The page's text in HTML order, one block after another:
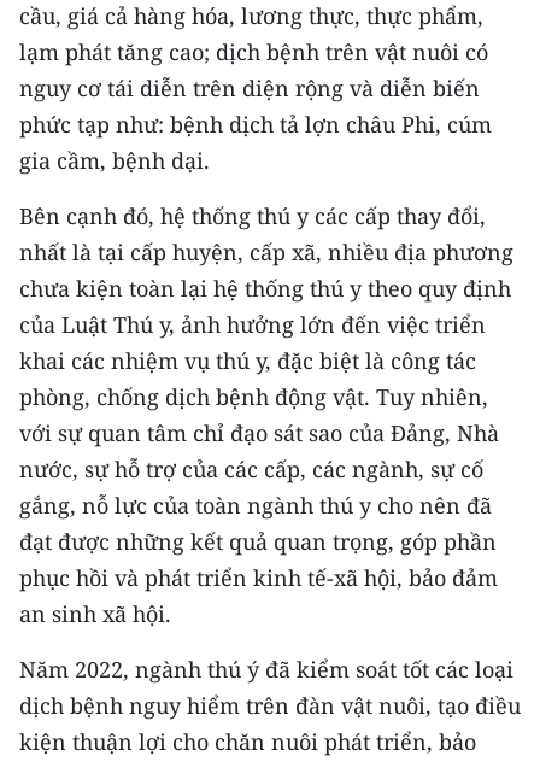
MEDIA CENTER
E-Magazine
Video
Media Chính trị
Media Kinh tế
Media Văn hóa
Media Xã hội
Media Pháp luật
Media Du lịch
Media Thế giới
Media Thể thao
Media Giáo dục
Media Y tế
Media Khoa học - Công nghệ
cầu, giá cả hàng hóa, lương thực, thực phẩm,
lạm phát tăng cao; dịch bệnh trên vật nuôi có
nguy cơ tái diễn trên diện rộng và diễn biến
phức tạp như: bệnh dịch tả lợn châu Phi, cúm
gia cầm, bệnh dại.
Bên cạnh đó, hệ thống thú y các cấp thay đổi,
nhất là tại cấp huyện, cấp xã, nhiều địa phương
chưa kiện toàn lại hệ thống thú y theo quy định
của Luật Thú y, ảnh hưởng lớn đến việc triển
khai các nhiệm vụ thú y, đặc biệt là công tác
phòng, chống dịch bệnh động vật. Tuy nhiên,
với sự quan tâm chỉ đạo sát sao của Đảng, Nhà
nước, sự hỗ trợ của các cấp, các ngành, sự cố
gắng, nỗ lực của toàn ngành thú y cho nên đã
đạt được những kết quả quan trọng, góp phần
phục hồi và phát triển kinh tế-xã hội, bảo đảm
an sinh xã hội.
Năm 2022, ngành thú ý đã kiểm soát tốt các loại
dịch bệnh nguy hiểm trên đàn vật nuôi, tạo điều
kiện thuận lợi cho chăn nuôi phát triển, bảo